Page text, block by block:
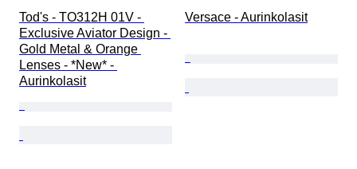
Tod's - TO312H 01V -
Exclusive Aviator Design -
Gold Metal & Orange
Lenses - *New* -
Aurinkolasit
Versace - Aurinkolasit